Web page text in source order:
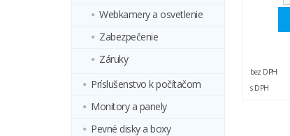
Webkamery a osvetlenie
Zabezpečenie
Záruky
Príslušenstvo k počítačom
Monitory a panely
Pevné disky a boxy
bez DPH
s DPH